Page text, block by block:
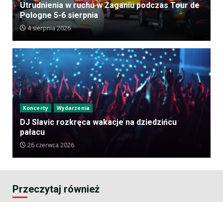
Utrudnienia w ruchu w Żaganiu podczas Tour de
Pologne 5-6 sierpnia
4 sierpnia 2026
Koncerty Wydarzenia
DJ Slavic rozkręca wakacje na dziedzińcu
pałacu
26 czerwca 2026
Przeczytaj również